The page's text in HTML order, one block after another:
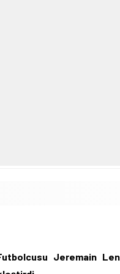
Futbolcusu Jeremain